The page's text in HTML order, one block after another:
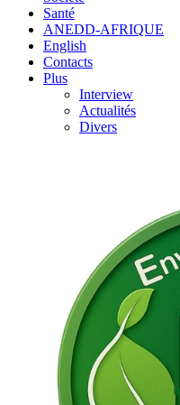
Santé
ANEDD-AFRIQUE
English
Contacts
Plus
Interview
Actualités
Divers